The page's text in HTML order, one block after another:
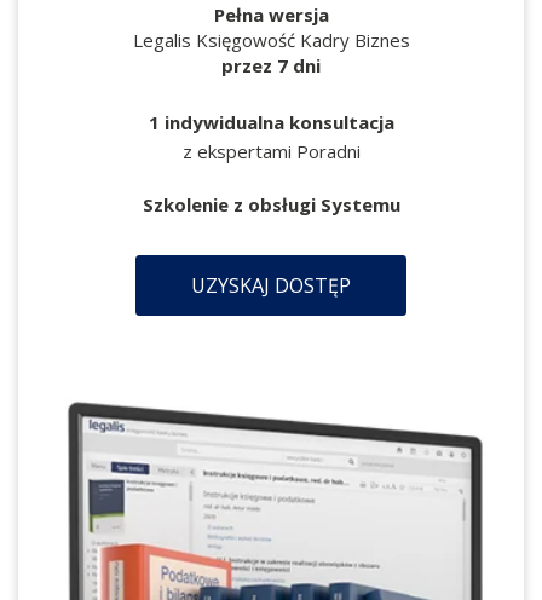
Pełna wersja
Legalis Księgowość Kadry Biznes
przez 7 dni
1 indywidualna konsultacja
z ekspertami Poradni
Szkolenie z obsługi Systemu
UZYSKAJ DOSTĘP